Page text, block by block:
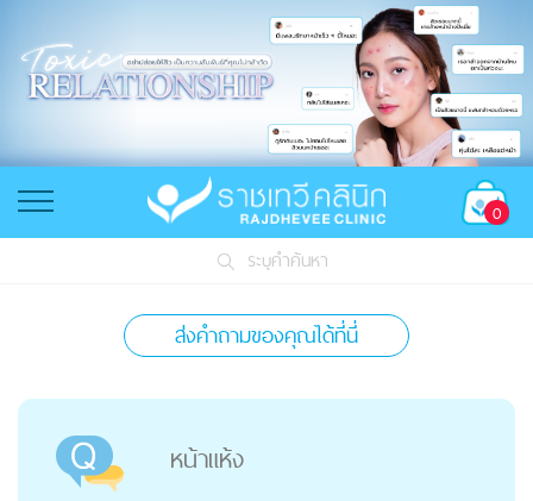
0
ระบุคำค้นหา
ส่งคำถามของคุณได้ที่นี่
หน้าแห้ง